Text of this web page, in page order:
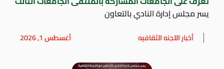
يسر مجلس إدارة النادي بالتعاون
أخبار اللجنه الثقافيه أغسطس 1, 2026